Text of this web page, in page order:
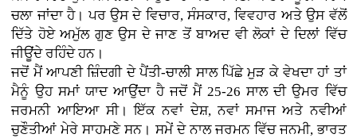
ਚਲਾ ਜਾਂਦਾ ਹੈ। ਪਰ ਉਸ ਦੇ ਵਿਚਾਰ, ਸੰਸਕਾਰ, ਵਿਵਹਾਰ ਅਤੇ ਉਸ ਵੱਲੋਂ
ਦਿੱਤੇ ਹੋਏ ਅਮੁੱਲ ਗੁਣ ਉਸ ਦੇ ਜਾਣ ਤੋਂ ਬਾਅਦ ਵੀ ਲੋਕਾਂ ਦੇ ਦਿਲਾਂ ਵਿੱਚ
ਜੀਊਂਦੇ ਰਹਿੰਦੇ ਹਨ।
ਜਦੋਂ ਮੈਂ ਆਪਣੀ ਜ਼ਿੰਦਗੀ ਦੇ ਪੈਂਤੀ-ਚਾਲੀ ਸਾਲ ਪਿੱਛੇ ਮੁੜ ਕੇ ਵੇਖਦਾ ਹਾਂ ਤਾਂ
ਮੈਨੂੰ ਉਹ ਸਮਾਂ ਯਾਦ ਆਉਂਦਾ ਹੈ ਜਦੋਂ ਮੈਂ 25-26 ਸਾਲ ਦੀ ਉਮਰ ਵਿੱਚ
ਜਰਮਨੀ ਆਇਆ ਸੀ। ਇੱਕ ਨਵਾਂ ਦੇਸ਼, ਨਵਾਂ ਸਮਾਜ ਅਤੇ ਨਵੀਆਂ
ਚੁਣੌਤੀਆਂ ਮੇਰੇ ਸਾਹਮਣੇ ਸਨ। ਸਮੇਂ ਦੇ ਨਾਲ ਜਰਮਨ ਵਿੱਚ ਜਨਮੀ, ਭਾਰਤ